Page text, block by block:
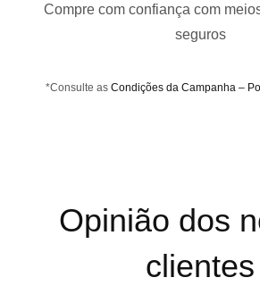
Compre com confiança com
seguros
*Consulte as Condições da Campanha –
Opinião dos
clientes